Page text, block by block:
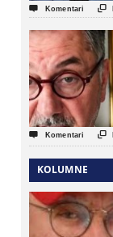
 Komentari 
 Komentari 
KOLUMNE